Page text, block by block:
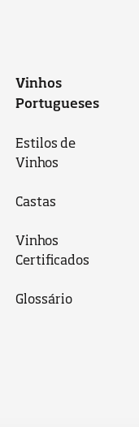
Vinhos
Portugueses
Estilos de
Vinhos
Castas
Vinhos
Certificados
Glossário